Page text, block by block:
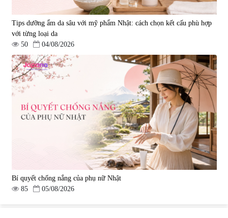
Tips dưỡng ẩm da sâu với mỹ phẩm Nhật: cách chọn kết cấu phù hợp
với từng loại da
50
04/08/2026
Bí quyết chống nắng của phụ nữ Nhật
85
05/08/2026